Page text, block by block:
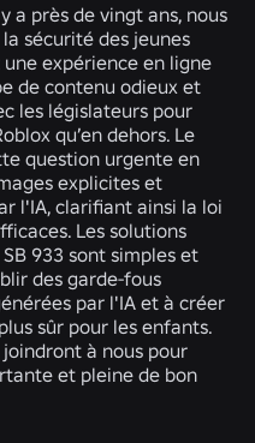
a près de vingt ans, nous
sécurité des jeunes
expérience en ligne
de contenu odieux et
les législateurs pour
qu’en dehors. Le
question urgente en
explicites et
l'IA, clarifiant ainsi la loi
Les solutions
933 sont simples et
des garde-fous
par l'IA et à créer
sûr pour les enfants.
à nous pour
et pleine de bon